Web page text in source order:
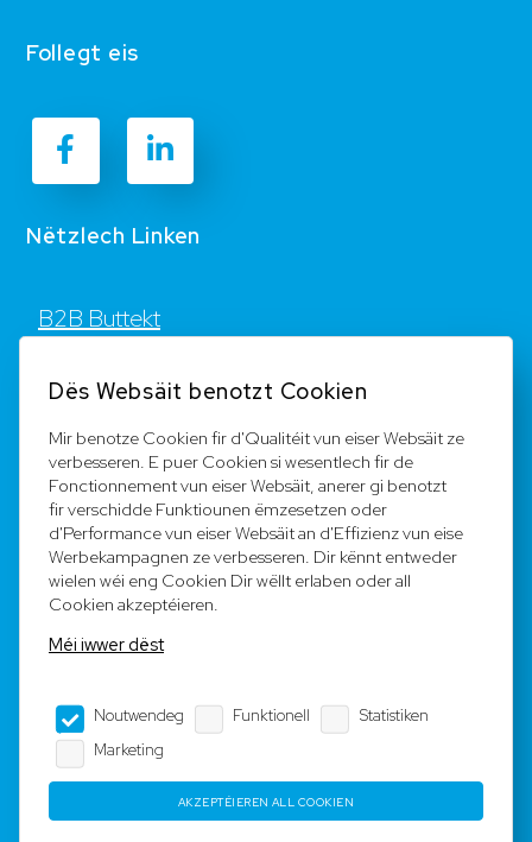
Follegt eis
Nëtzlech Linken
B2B Buttekt
Registréieren
Equipe
Legal Notice
Impressum
Dateschutz
Dës Websäit benotzt Cookien
Mir benotze Cookien fir d'Qualitéit vun eiser Websäit ze
verbesseren. E puer Cookien si wesentlech fir de
Fonctionnement vun eiser Websäit, anerer gi benotzt
fir verschidde Funktiounen ëmzesetzen oder
d'Performance vun eiser Websäit an d'Effizienz vun eise
Werbekampagnen ze verbesseren. Dir kënnt entweder
wielen wéi eng Cookien Dir wëllt erlaben oder all
Cookien akzeptéieren.
Méi iwwer dëst
Noutwendeg Funktionell
Statistiken
Marketing
AKZEPTÉIEREN ALL COOKIEN